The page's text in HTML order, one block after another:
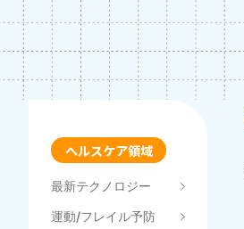
ボ
ヘルスケア領域
最新テクノロジー
運動/フレイル予防